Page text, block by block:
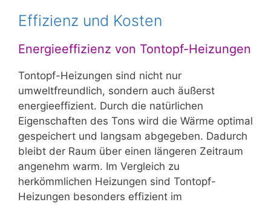
Effizienz und Kosten
Energieeffizienz von Tontopf-Heizungen
Tontopf-Heizungen sind nicht nur
umweltfreundlich, sondern auch äußerst
energieeffizient. Durch die natürlichen
Eigenschaften des Tons wird die Wärme optimal
gespeichert und langsam abgegeben. Dadurch
bleibt der Raum über einen längeren Zeitraum
angenehm warm. Im Vergleich zu
herkömmlichen Heizungen sind Tontopf-
Heizungen besonders effizient im